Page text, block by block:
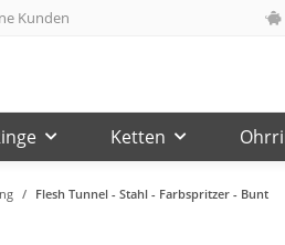
Kunden
Ketten
Flesh Tunnel - Stahl - Farbspritzer - Bunt